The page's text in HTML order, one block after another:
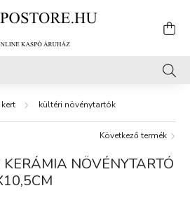
kültéri növénytartók
Következő termék
NÖVÉNYTARTÓ